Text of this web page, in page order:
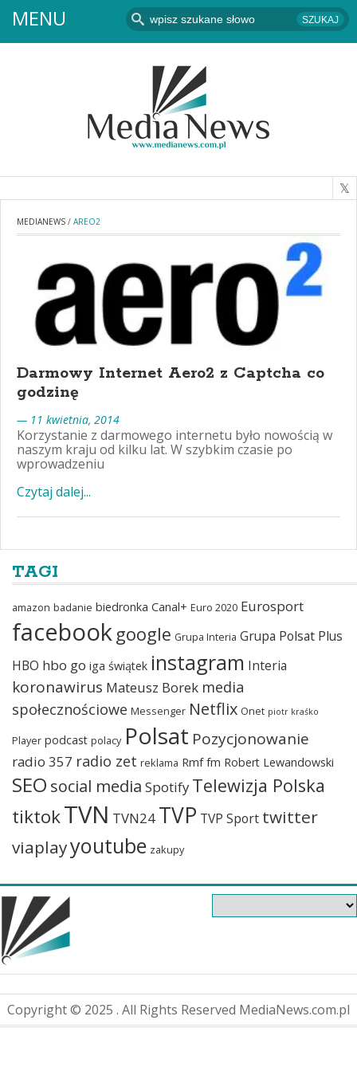
MENU
MEDIANEWS / AREO2
Darmowy Internet Aero2 z Captcha co
godzinę
— 11 kwietnia, 2014
Korzystanie z darmowego internetu było nowością w
naszym kraju od kilku lat. W szybkim czasie po
wprowadzeniu
Czytaj dalej...
TAGI
amazon badanie biedronka Canal+ Euro 2020 Eurosport
facebook google Grupa Interia Grupa Polsat Plus
HBO hbo go iga świątek instagram Interia
koronawirus Mateusz Borek media
społecznościowe Messenger Netflix Onet piotr kraśko
Player podcast polacy Polsat Pozycjonowanie
radio 357 radio zet reklama Rmf fm Robert Lewandowski
SEO social media Spotify Telewizja Polska
tiktokTVN TVN24 TVP TVP Sport twitter
viaplayyoutube zakupy
Copyright © 2025 . All Rights Reserved MediaNews.com.pl